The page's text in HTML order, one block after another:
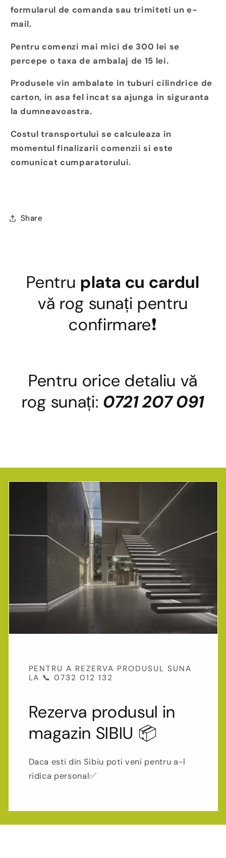
formularul de comanda sau trimiteti un e-
mail.
Pentru comenzi mai mici de 300 lei se
percepe o taxa de ambalaj de 15 lei.
Produsele vin ambalate in tuburi cilindrice de
carton, in asa fel incat sa ajunga in siguranta
la dumneavoastra.
Costul transportului se calculeaza in
momentul finalizarii comenzii si este
comunicat cumparatorului.
Share
Pentru plata cu cardul
vă rog sunați pentru
confirmare❗
Pentru orice detaliu vă
rog sunați: 0721 207 091
PENTRU A REZERVA PRODUSUL SUNA
LA 📞 0732 012 132
Rezerva produsul in
magazin SIBIU 📦
Daca esti din Sibiu poti veni pentru a-l
ridica personal✅